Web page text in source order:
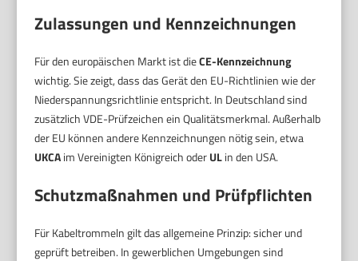
Zulassungen und Kennzeichnungen
Für den europäischen Markt ist dieCE-Kennzeichnung
wichtig. Sie zeigt, dass das Gerät den EU-Richtlinien wie der
Niederspannungsrichtlinie entspricht. In Deutschland sind
zusätzlich VDE-Prüfzeichen ein Qualitätsmerkmal. Außerhalb
der EU können andere Kennzeichnungen nötig sein, etwa
UKCAim Vereinigten Königreich oderULin den USA.
Schutzmaßnahmen und Prüfpflichten
Für Kabeltrommeln gilt das allgemeine Prinzip: sicher und
geprüft betreiben. In gewerblichen Umgebungen sind